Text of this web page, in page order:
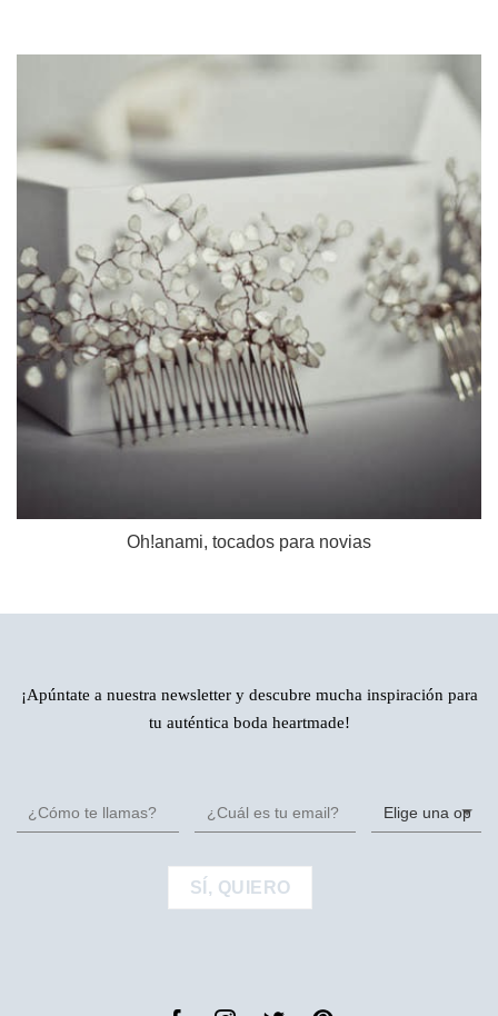
Oh!anami, tocados para novias
¡Apúntate a nuestra newsletter y descubre mucha inspiración para
tu auténtica boda heartmade!